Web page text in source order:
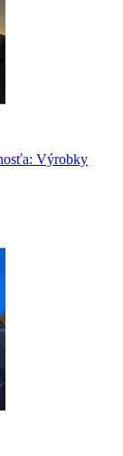
Výrobky